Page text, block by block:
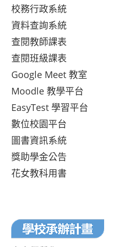
校務行政系統
資料查詢系統
查閱教師課表
查閱班級課表
Google Meet 教室
Moodle 教學平台
EasyTest 學習平台
數位校園平台
圖書資訊系統
獎助學金公告
花女教科用書